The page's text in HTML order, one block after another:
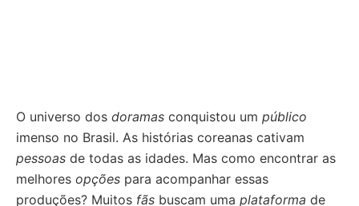
O universo dos doramas conquistou um público
imenso no Brasil. As histórias coreanas cativam
pessoas de todas as idades. Mas como encontrar as
melhores opções para acompanhar essas
produções? Muitos fãs buscam uma plataforma de